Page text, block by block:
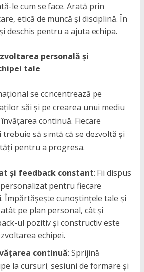
le cum se face. Arată prin
etică de muncă și disciplină. În
deschis pentru a ajuta echipa.
personală și
tale
se concentrează pe
săi și pe crearea unui mediu
continuă. Fiecare
să simtă că se dezvoltă și
pentru a progresa.
și feedback constant: Fii dispus
pentru fiecare
Împărtășește cunoștințele tale și
pe plan personal, cât și
ul pozitiv și constructiv este
echipei.
continuă: Sprijină
la cursuri, sesiuni de formare și